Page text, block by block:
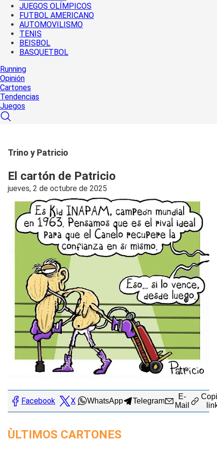
JUEGOS OLÍMPICOS
FUTBOL AMERICANO
AUTOMOVILISMO
TENIS
BEISBOL
BASQUETBOL
Running
Opinión
Cartones
Tendencias
Juegos
Trino y Patricio
El cartón de Patricio
jueves, 2 de octubre de 2025
Facebook X WhatsApp Telegram
E-
Mail
ÙLTIMOS CARTONES